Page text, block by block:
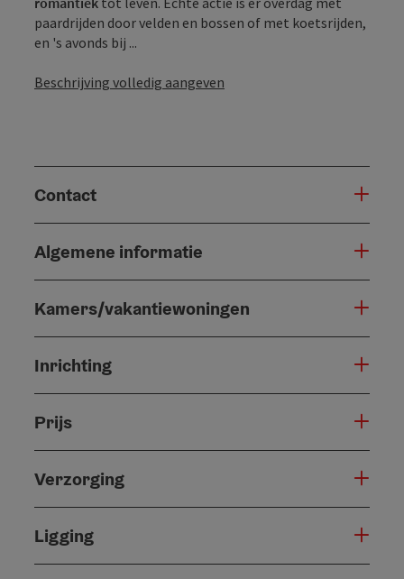
paardrijden door velden en bossen of met koetsrijden,
en 's avonds bij ...
Beschrijving volledig aangeven
Contact
Algemene informatie
Kamers/vakantiewoningen
Inrichting
Prijs
Verzorging
Ligging